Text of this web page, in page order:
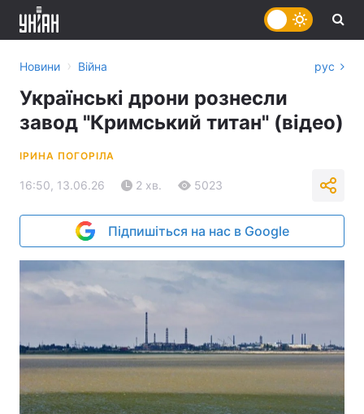
Новини › Війна рус
Українські дрони рознесли
завод "Кримський титан" (відео)
ІРИНА ПОГОРІЛА
16:50, 13.06.26 2 хв. 5023
Підпишіться на нас в Google